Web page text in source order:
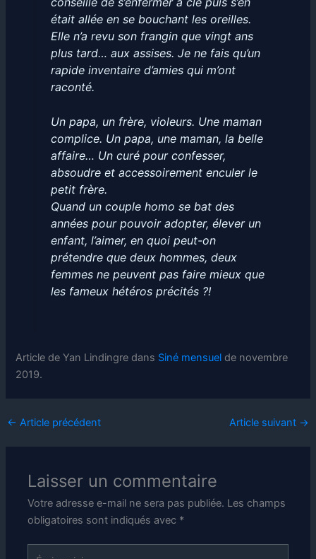
était allée en se bouchant les oreilles.
Elle n’a revu son frangin que vingt ans
plus tard… aux assises. Je ne fais qu’un
rapide inventaire d’amies qui m’ont
raconté.
Un papa, un frère, violeurs. Une maman
complice. Un papa, une maman, la belle
affaire… Un curé pour confesser,
absoudre et accessoirement enculer le
petit frère.
Quand un couple homo se bat des
années pour pouvoir adopter, élever un
enfant, l’aimer, en quoi peut-on
prétendre que deux hommes, deux
femmes ne peuvent pas faire mieux que
les fameux hétéros précités ?!
Article de Yan Lindingre dans Siné mensuel de novembre
2019.
← Article précédent Article suivant →
Laisser un commentaire
Votre adresse e-mail ne sera pas publiée. Les champs
obligatoires sont indiqués avec *
Écrivez